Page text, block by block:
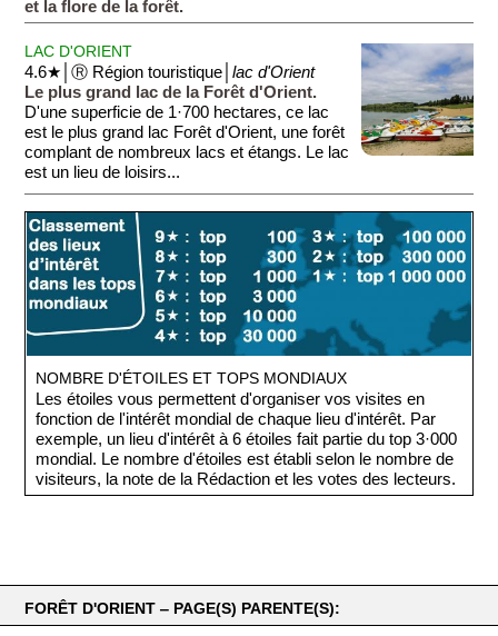
et la flore de la forêt.
LAC D'ORIENT
4.6★│Ⓡ Région touristique│lac d'Orient
Le plus grand lac de la Forêt d'Orient.
D'une superficie de 1·700 hectares, ce lac
est le plus grand lac Forêt d'Orient, une forêt
complant de nombreux lacs et étangs. Le lac
est un lieu de loisirs...
NOMBRE D'ÉTOILES ET TOPS MONDIAUX
Les étoiles vous permettent d'organiser vos visites en
fonction de l'intérêt mondial de chaque lieu d'intérêt. Par
exemple, un lieu d'intérêt à 6 étoiles fait partie du top 3·000
mondial. Le nombre d'étoiles est établi selon le nombre de
visiteurs, la note de la Rédaction et les votes des lecteurs.
FORÊT D'ORIENT ‒ PAGE(S) PARENTE(S):